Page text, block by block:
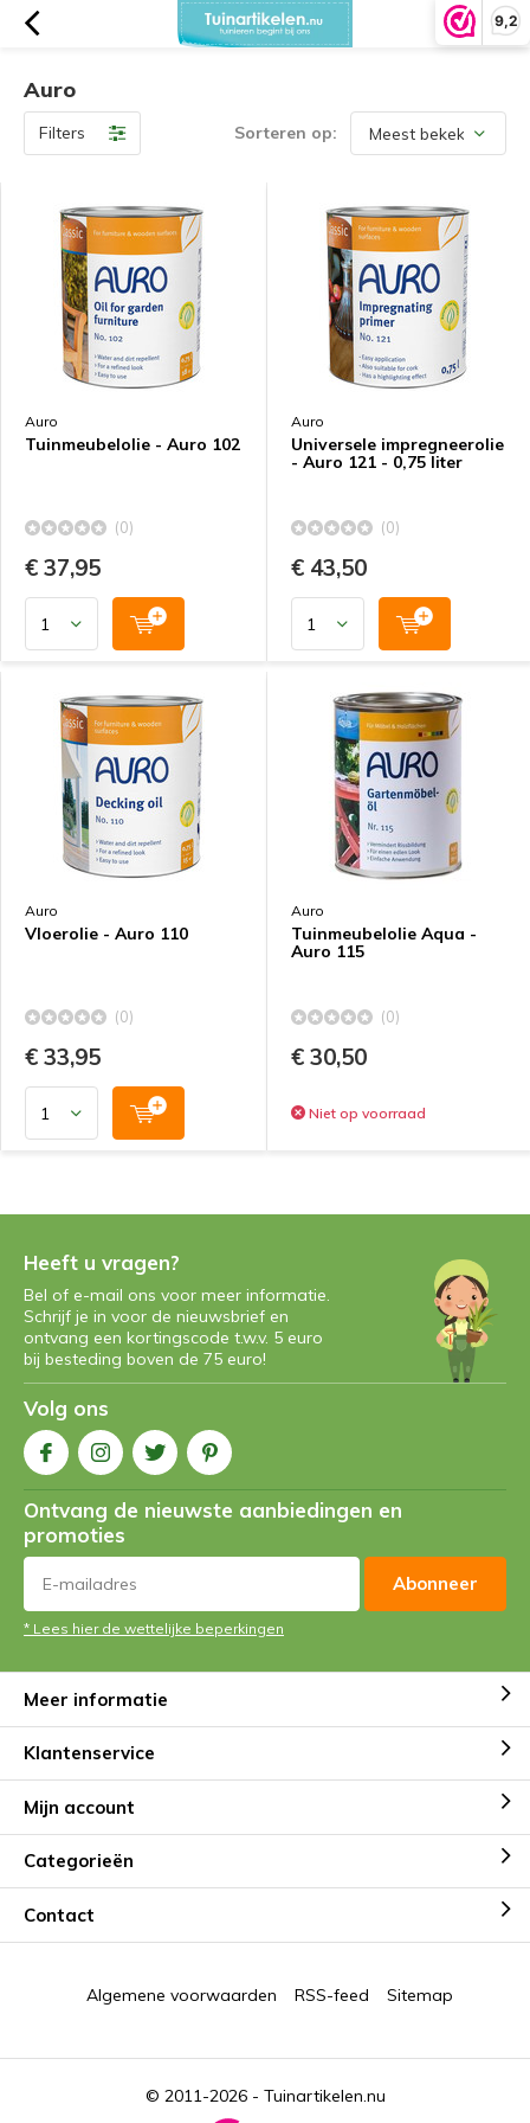
9,2
Auro
Filters Sorteren op:
Auro
Tuinmeubelolie - Auro 102
(0)
€ 37,95
Auro
Universele impregneerolie
- Auro 121 - 0,75 liter
(0)
€ 43,50
Auro
Vloerolie - Auro 110
(0)
€ 33,95
Auro
Tuinmeubelolie Aqua -
Auro 115
(0)
€ 30,50
Niet op voorraad
Heeft u vragen?
Bel of e-mail ons voor meer informatie.
Schrijf je in voor de nieuwsbrief en
ontvang een kortingscode t.w.v. 5 euro
bij besteding boven de 75 euro!
Volg ons
Ontvang de nieuwste aanbiedingen en
promoties
Abonneer
* Lees hier de wettelijke beperkingen
Meer informatie
Klantenservice
Mijn account
Categorieën
Contact
© 2011-2026 - Tuinartikelen.nu
Algemene voorwaarden RSS-feed Sitemap